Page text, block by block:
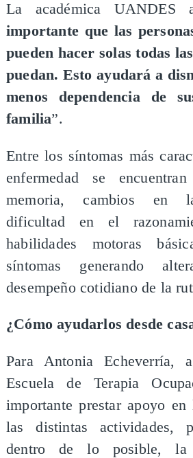
La académica UANDES
importante que las
pueden hacer solas todas
puedan. Esto ayudará a
menos dependencia de
familia”.
Entre los síntomas más
enfermedad se
memoria, cambios en
dificultad en el
habilidades motoras
síntomas generando
desempeño cotidiano de la
¿Cómo ayudarlos desde
Para Antonia Echeverría,
Escuela de Terapia
importante prestar apoyo
las distintas actividades,
dentro de lo posible, la